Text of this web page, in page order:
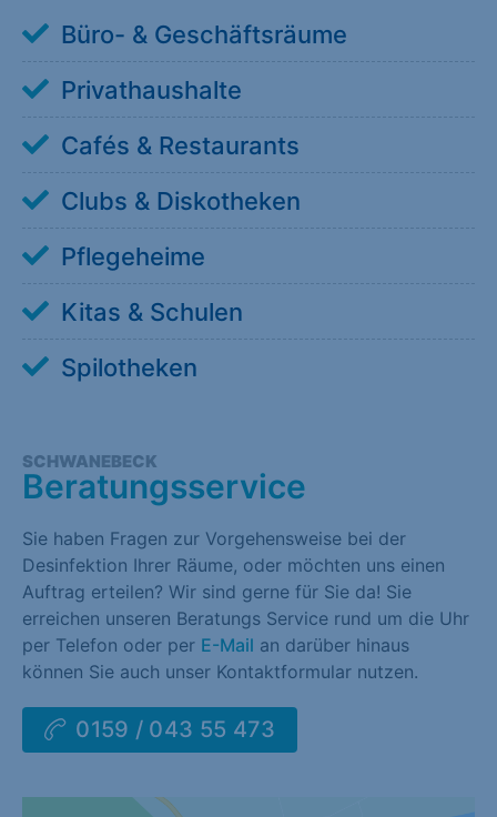
Büro- & Geschäftsräume
Privathaushalte
Cafés & Restaurants
Clubs & Diskotheken
Pflegeheime
Kitas & Schulen
Spilotheken
SCHWANEBECK
Beratungsservice
Sie haben Fragen zur Vorgehensweise bei der
Desinfektion Ihrer Räume, oder möchten uns einen
Auftrag erteilen? Wir sind gerne für Sie da! Sie
erreichen unseren Beratungs Service rund um die Uhr
per Telefon oder per E-Mail an darüber hinaus
können Sie auch unser Kontaktformular nutzen.
0159 / 043 55 473